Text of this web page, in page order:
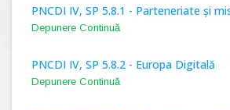
PNCDI IV, SP 5.8.1 - Parteneriate și
Depunere Continuă
PNCDI IV, SP 5.8.2 - Europa Digitală
Depunere Continuă